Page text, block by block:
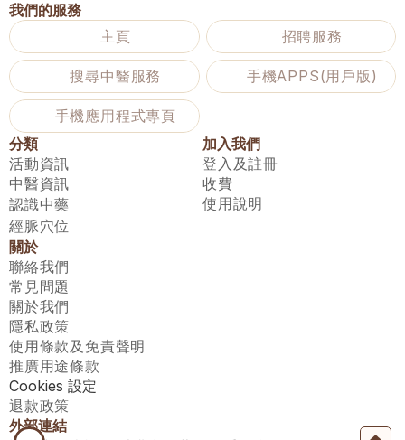
我們的服務
主頁
招聘服務
搜尋中醫服務 手機APPS(用戶版)
手機應用程式專頁
分類
活動資訊
中醫資訊
認識中藥
經脈穴位
加入我們
登入及註冊
收費
使用說明
關於
聯絡我們
常見問題
關於我們
隱私政策
使用條款及免責聲明
推廣用途條款
Cookies 設定
退款政策
外部連結